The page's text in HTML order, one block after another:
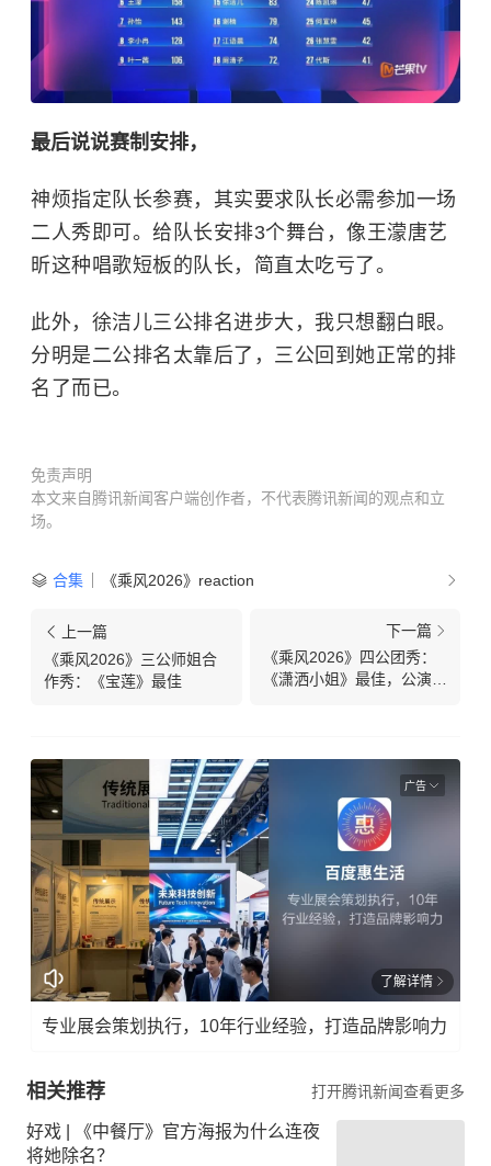
最后说说赛制安排，
神烦指定队长参赛，其实要求队长必需参加一场
二人秀即可。给队长安排3个舞台，像王濛唐艺
昕这种唱歌短板的队长，简直太吃亏了。
此外，徐洁儿三公排名进步大，我只想翻白眼。
分明是二公排名太靠后了，三公回到她正常的排
名了而已。
免责声明
本文来自腾讯新闻客户端创作者，不代表腾讯新闻的观点和立
场。
合集 《乘风2026》reaction
上一篇
《乘风2026》三公师姐合
作秀：《宝莲》最佳
下一篇
《乘风2026》四公团秀：
《潇洒小姐》最佳，公演舞
广告
了解详情
专业展会策划执行，10年行业经验，打造品牌影响力
相关推荐 打开腾讯新闻查看更多
好戏 | 《中餐厅》官方海报为什么连夜
将她除名？